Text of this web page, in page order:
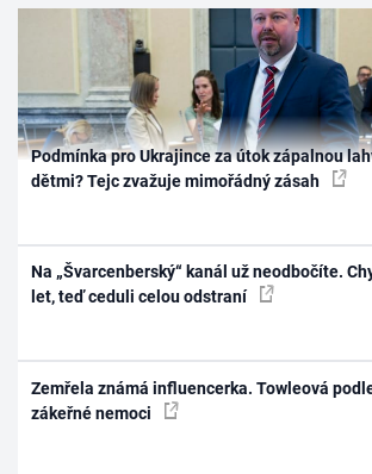
Podmínka pro Ukrajince za útok zápalnou
dětmi? Tejc zvažuje mimořádný zásah
Na „Švarcenberský“ kanál už neodbočíte.
let, teď ceduli celou odstraní
Zemřela známá influencerka. Towleová
zákeřné nemoci